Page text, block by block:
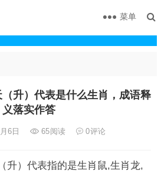
菜单
升）代表是什么生肖，成语释
义落实作答
6日 65阅读 0评论
升）代表指的是生肖鼠,生肖龙,